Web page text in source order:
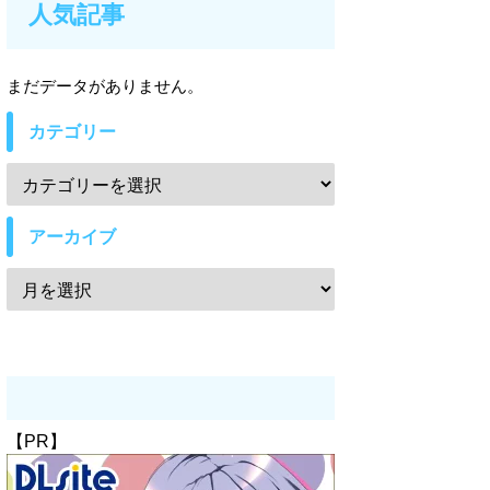
人気記事
まだデータがありません。
カテゴリー
アーカイブ
【PR】